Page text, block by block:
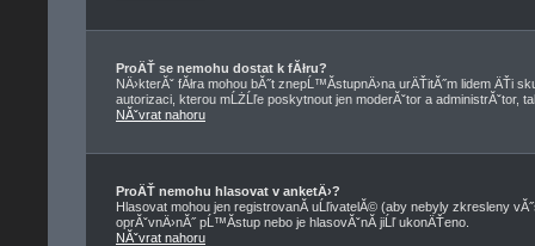
ProÄŤ se nemohu dostat k fĂłru?
NÄ›kterĂˇ fĂłra mohou bĂ˝t znepĹ™Ă­stupnÄ›na urÄŤitĂ˝m lidem
autorizaci, kterou mĹŻĹľe poskytnout jen moderĂˇtor a administrĂˇtor,
NĂˇvrat nahoru
ProÄŤ nemohu hlasovat v anketÄ›?
Hlasovat mohou jen registrovanĂ­ uĹľivatelĂ© (aby nebyly zkresleny
oprĂˇvnÄ›nĂ˝ pĹ™Ă­stup nebo je hlasovĂˇnĂ­ jiĹľ ukonÄŤeno.
NĂˇvrat nahoru